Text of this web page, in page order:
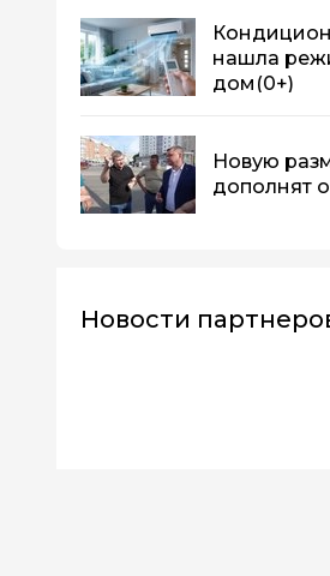
нашла
дом (0+)
Новую
дополнят
Новости